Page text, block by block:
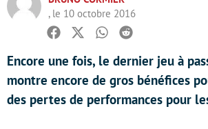
, le 10 octobre 2016
Facebook
TwitterWhatsapp
Reddit
Encore une fois, le dernier jeu à
montre encore de gros bénéfices
des pertes de performances pour